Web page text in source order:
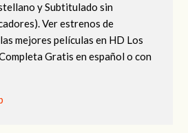
y Subtitulado sin
Ver estrenos de
mejores películas en HD Los
Gratis en español o con